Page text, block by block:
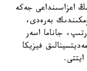
اعزاسىنداعى جەكە
بەرەدى،
جاناما اسەر
فيزيكا